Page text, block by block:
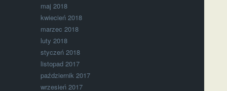
maj 2018
kwiecień 2018
marzec 2018
luty 2018
styczeń 2018
listopad 2017
październik 2017
wrzesień 2017